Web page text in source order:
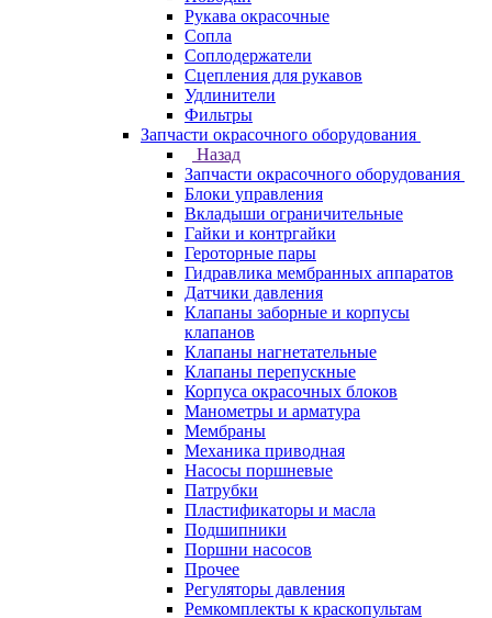
Рукава окрасочные
Сопла
Соплодержатели
Сцепления для рукавов
Удлинители
Фильтры
Запчасти окрасочного оборудования
Назад
Запчасти окрасочного оборудования
Блоки управления
Вкладыши ограничительные
Гайки и контргайки
Героторные пары
Гидравлика мембранных аппаратов
Датчики давления
Клапаны заборные и корпусы
клапанов
Клапаны нагнетательные
Клапаны перепускные
Корпуса окрасочных блоков
Манометры и арматура
Мембраны
Механика приводная
Насосы поршневые
Патрубки
Пластификаторы и масла
Подшипники
Поршни насосов
Прочее
Регуляторы давления
Ремкомплекты к краскопультам